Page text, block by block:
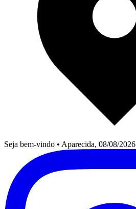
Seja bem-vindo • Aparecida, 08/08/2026